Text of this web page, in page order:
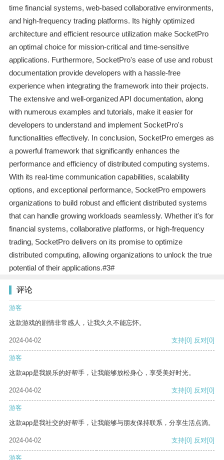
time financial systems, web-based collaborative environments,
and high-frequency trading platforms. Its highly optimized
architecture and efficient resource utilization make SocketPro
an optimal choice for mission-critical and time-sensitive
applications. Furthermore, SocketPro's ease of use and robust
documentation provide developers with a hassle-free
experience when integrating the framework into their projects.
The extensive and well-organized API documentation, along
with numerous examples and tutorials, make it easier for
developers to understand and implement SocketPro's
functionalities effectively. In conclusion, SocketPro emerges as
a powerful framework that significantly enhances the
performance and efficiency of distributed computing systems.
With its real-time communication capabilities, scalability
options, and exceptional performance, SocketPro empowers
organizations to build robust and efficient distributed systems
that can handle growing workloads seamlessly. Whether it's for
financial systems, collaborative platforms, or high-frequency
trading, SocketPro delivers on its promise to optimize
distributed computing, allowing organizations to unlock the true
potential of their applications.#3#
评论
游客
这款游戏的剧情非常感人，让我久久不能忘怀。
2024-04-02 支持[0] 反对[0]
游客
这款app是我娱乐的好帮手，让我能够放松身心，享受美好时光。
2024-04-02 支持[0] 反对[0]
游客
这款app是我社交的好帮手，让我能够与朋友保持联系，分享生活点滴。
2024-04-02 支持[0] 反对[0]
游客